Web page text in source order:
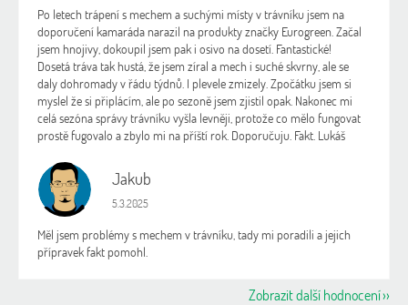
Po letech trápení s mechem a suchými místy v trávníku jsem na
doporučení kamaráda narazil na produkty značky Eurogreen. Začal
jsem hnojivy, dokoupil jsem pak i osivo na dosetí. Fantastické!
Dosetá tráva tak hustá, že jsem zíral a mech i suché skvrny, ale se
daly dohromady v řádu týdnů. I plevele zmizely. Zpočátku jsem si
myslel že si připlácím, ale po sezoně jsem zjistil opak. Nakonec mi
celá sezóna správy trávníku vyšla levněji, protože co mělo fungovat
prostě fugovalo a zbylo mi na příští rok. Doporučuju. Fakt. Lukáš
J Jakub
Hodnocení obchodu je 5 z 5 hvězdiček.
5.3.2025
Měl jsem problémy s mechem v trávníku, tady mi poradili a jejich
přípravek fakt pomohl.
Zobrazit další hodnocení